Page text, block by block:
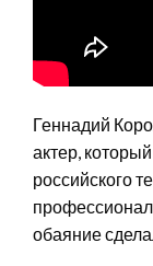
Геннадий
актер,
российского
обаяние